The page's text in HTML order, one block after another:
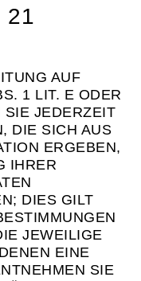
21
AUF
1 LIT. E ODER
SIE JEDERZEIT
DIE SICH AUS
ERGEBEN,
IHRER
DIES GILT
JEWEILIGE
EINE
SIE